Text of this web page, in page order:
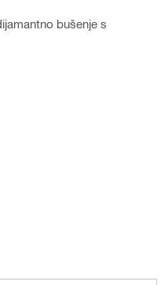
bušenje s